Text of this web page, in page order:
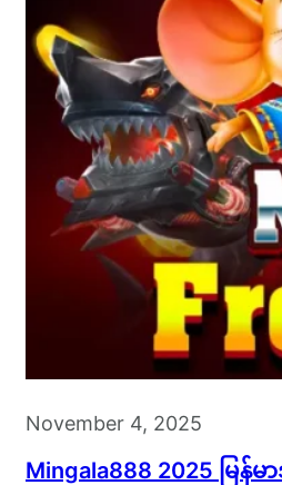
November 4, 2025
Mingala888 2025 မြန်